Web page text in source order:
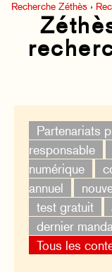
Recherche Zéthès ›
Partenariats
responsable
numérique
annuel
test gratuit
dernier
Tous les